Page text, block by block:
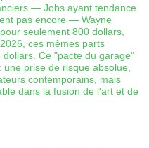
— Jobs ayant tendance
pas encore — Wayne
seulement 800 dollars,
ces mêmes parts
Ce "pacte du garage"
prise de risque absolue,
contemporains, mais
dans la fusion de l'art et de